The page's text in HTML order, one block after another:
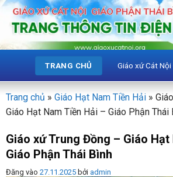
Bỏ
qua
dung
TRANG CHỦ Giáo xứ Cát Nội
Trang chủ » Giáo Hạt Nam Tiền Hải »
Giáo Hạt Nam Tiền Hải – Giáo Phận Thái
Giáo xứ Trung Đồng – Giáo Hạt
Giáo Phận Thái Bình
Đăng vào 27.11.2025 bởi admin